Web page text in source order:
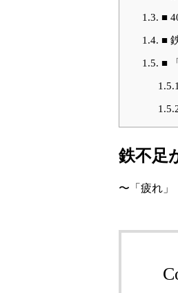
1.3. ■
1.4. ■
1.5. ■
鉄不足
〜「疲れ」